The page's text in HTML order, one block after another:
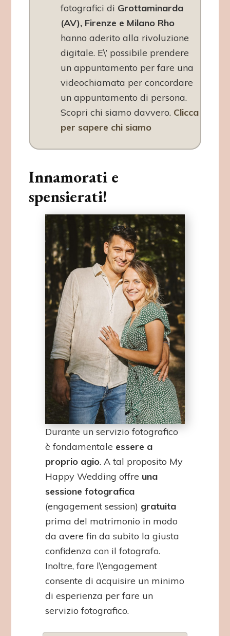
fotografici di Grottaminarda
(AV), Firenze e Milano Rho
hanno aderito alla rivoluzione
digitale. E\’ possibile prendere
un appuntamento per fare una
videochiamata per concordare
un appuntamento di persona.
Scopri chi siamo davvero. Clicca
per sapere chi siamo
Innamorati e
spensierati!
Durante un servizio fotografico
è fondamentale essere a
proprio agio. A tal proposito My
Happy Wedding offre una
sessione fotografica
(engagement session) gratuita
prima del matrimonio in modo
da avere fin da subito la giusta
confidenza con il fotografo.
Inoltre, fare l\’engagement
consente di acquisire un minimo
di esperienza per fare un
servizio fotografico.